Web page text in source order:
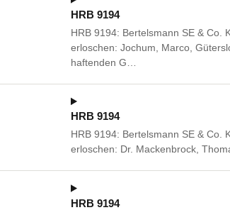
HRB 9194
HRB 9194: Bertelsmann SE & Co.
erloschen: Jochum, Marco,
haftenden G…
HRB 9194
HRB 9194: Bertelsmann SE & Co.
erloschen: Dr. Mackenbrock,
HRB 9194